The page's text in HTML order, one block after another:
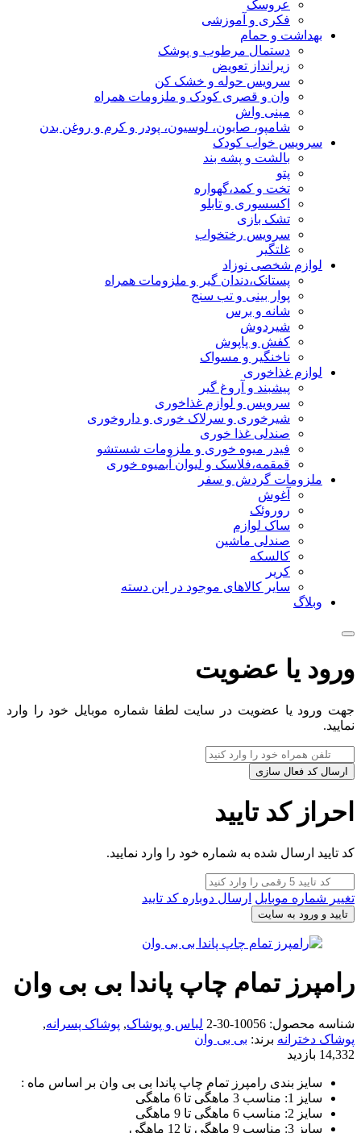
عروسک
فکری و آموزشی
بهداشت و حمام
دستمال مرطوب و پوشک
زیرانداز تعویض
سرویس حوله و خشک کن
وان و قصری کودک و ملزومات همراه
مینی واش
شامپو، صابون، لوسیون، پودر و کرم و روغن بدن
سرویس خواب کودک
بالشت و پشه بند
پتو
تخت و کمد،گهواره
اکسسوری و تابلو
تشک بازی
سرویس رختخواب
غلتگیر
لوازم شخصی نوزاد
پستانک،دندان گیر و ملزومات همراه
پوار بینی و تب سنج
شانه و برس
شیردوش
کفش و پاپوش
ناخنگیر و مسواک
لوازم غذاخوری
پیشبند و آروغ گیر
سرویس و لوازم غذاخوری
شیرخوری و سرلاک خوری و داروخوری
صندلی غذا خوری
فیدر میوه خوری و ملزومات شستشو
قمقمه،فلاسک و لیوان آبمیوه خوری
ملزومات گردش و سفر
آغوش
روروئک
ساک لوازم
صندلی ماشین
کالسکه
کریر
سایر کالاهای موجود در این دسته
وبلاگ
ورود یا عضویت
جهت ورود یا عضویت در سایت لطفا شماره موبایل خود را وارد
نمایید.
ارسال کد فعال سازی
احراز کد تایید
کد تایید ارسال شده به شماره خود را وارد نمایید.
تغییر شماره موبایل ارسال دوباره کد تایید
تایید و ورود به سایت
رامپرز تمام چاپ پاندا بی بی وان
شناسه محصول: 10056-30-2 لباس و پوشاک, پوشاک پسرانه,
پوشاک دخترانه برند: بی بی وان
14,332 بازدید
سایز بندی رامپرز تمام چاپ پاندا بی بی وان بر اساس ماه :
سایز 1: مناسب 3 ماهگی تا 6 ماهگی
سایز 2: مناسب 6 ماهگی تا 9 ماهگی
سایز 3: مناسب 9 ماهگی تا 12 ماهگی